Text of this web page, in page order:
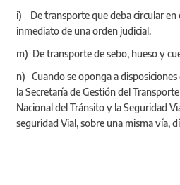
i) De transporte que deba circular en
inmediato de una orden judicial.
m) De transporte de sebo, hueso y
n) Cuando se oponga a
la Secretaría de Gestión del
Nacional del Tránsito y la Seguridad
seguridad Vial, sobre una misma vía,